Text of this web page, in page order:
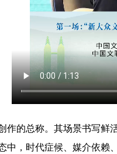
作的总称。其场景书写鲜
中，时代症候、媒介依